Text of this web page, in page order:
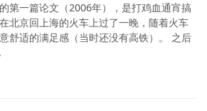
第一篇论文（2006年），是打鸡血通宵搞
北京回上海的火车上过了一晚，随着火车
舒适的满足感（当时还没有高铁）。 之后